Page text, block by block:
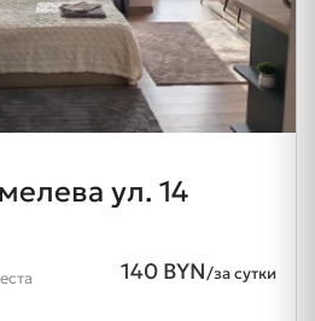
ул. 14
140 BYN/за сутки